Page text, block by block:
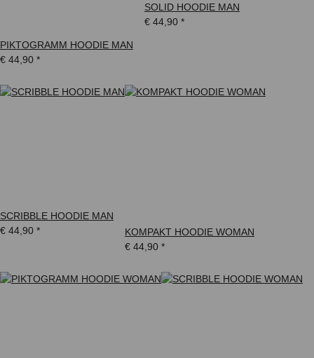
PIKTOGRAMM HOODIE MAN
€ 44,90 *
SOLID HOODIE MAN
€ 44,90 *
SCRIBBLE HOODIE MAN
€ 44,90 *
KOMPAKT HOODIE WOMAN
€ 44,90 *